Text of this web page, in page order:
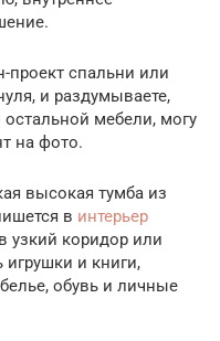
проект спальни или
и раздумываете,
мебели, могу
на фото.
высокая тумба из
в интерьер
узкий коридор или
и книги,
обувь и личные